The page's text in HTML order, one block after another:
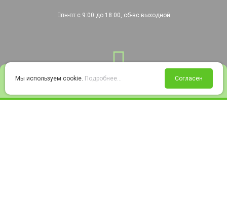
Войти Избранное Корзина
пн-пт с 9:00 до 18:00, сб-вс выходной
Мы используем cookie. Подробнее... Согласен